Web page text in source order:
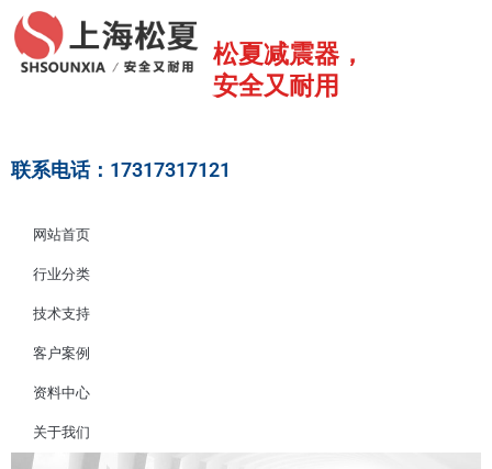
至
松夏减震器，
安全又耐用
联系电话：17317317121
网站首页
行业分类
技术支持
客户案例
资料中心
关于我们